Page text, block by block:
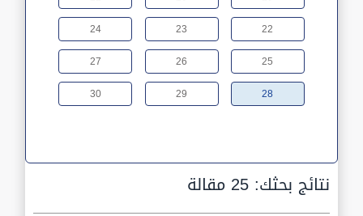
22
23
24
25
26
27
28
29
30
نتائج بحثك:25 مقالة